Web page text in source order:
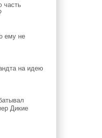
часть
ему не
на идею
Дикие